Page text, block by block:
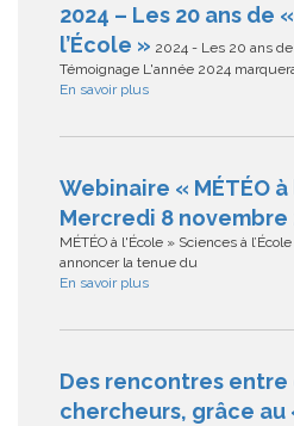
2024 – Les 20 ans de
l’École » 2024 - Les 20 ans
Témoignage L'année 2024
En savoir plus
Webinaire « MÉTÉO à
Mercredi 8 novembre
MÉTÉO à l'École » Sciences à
annoncer la tenue du
En savoir plus
Des rencontres
chercheurs, grâce au